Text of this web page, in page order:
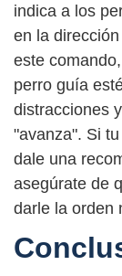
indica a los
en la
este
perro guía
distracciones
"avanza". Si
dale una
asegúrate de
darle la orden